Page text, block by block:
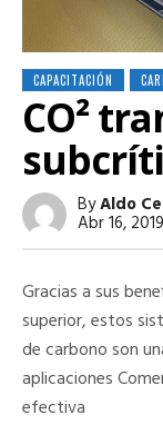
CAPACITACIÓN
CO²
ByAldo
Abr 16,
Gracias a sus
superior, estos
de carbono son
aplicaciones
efectiva